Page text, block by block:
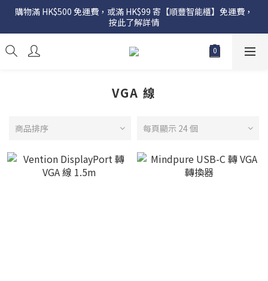
購物滿 HK$500 免運費，或滿 HK$99 寄【順豐智能櫃】免運費，
按此了解詳情
VGA 線
商品排序 每頁顯示 24 個